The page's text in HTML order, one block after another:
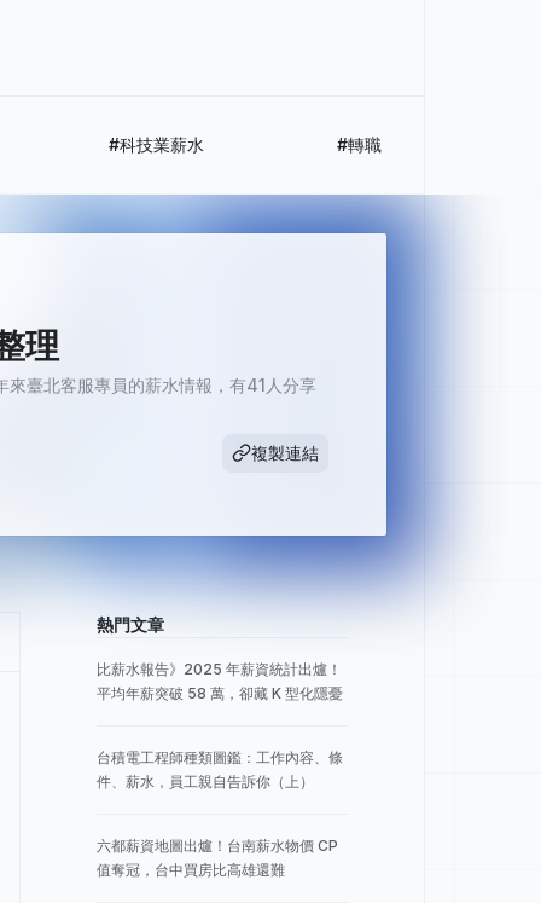
#科技業薪水 #轉職
理
臺北客服專員的薪水情報，有41人分享
複製連結
熱門文章
比薪水報告》2025 年薪資統計出爐！
平均年薪突破 58 萬，卻藏 K 型化隱憂
台積電工程師種類圖鑑：工作內容、條
件、薪水，員工親自告訴你（上）
六都薪資地圖出爐！台南薪水物價 CP
值奪冠，台中買房比高雄還難